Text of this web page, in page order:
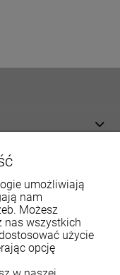
umożliwiają
nam
Możesz
nas wszystkich
użycie
opcję